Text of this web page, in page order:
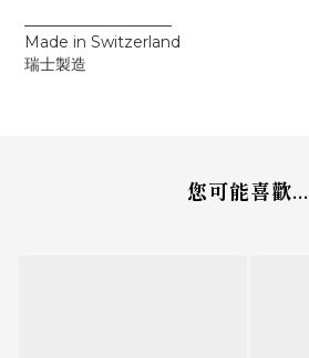
Made in Switzerland
瑞士製造
您可能喜歡...